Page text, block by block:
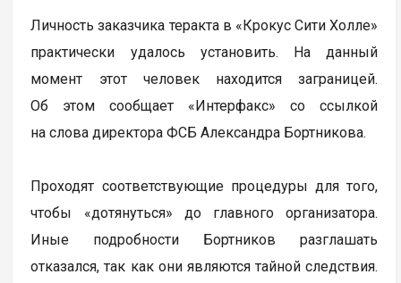
Личность заказчика теракта в «Крокус Сити Холле»
практически удалось установить. На данный
момент этот человек находится заграницей.
Об этом сообщает «Интерфакс» со ссылкой
на слова директора ФСБ Александра Бортникова.
Проходят соответствующие процедуры для того,
чтобы «дотянуться» до главного организатора.
Иные подробности Бортников разглашать
отказался, так как они являются тайной следствия.